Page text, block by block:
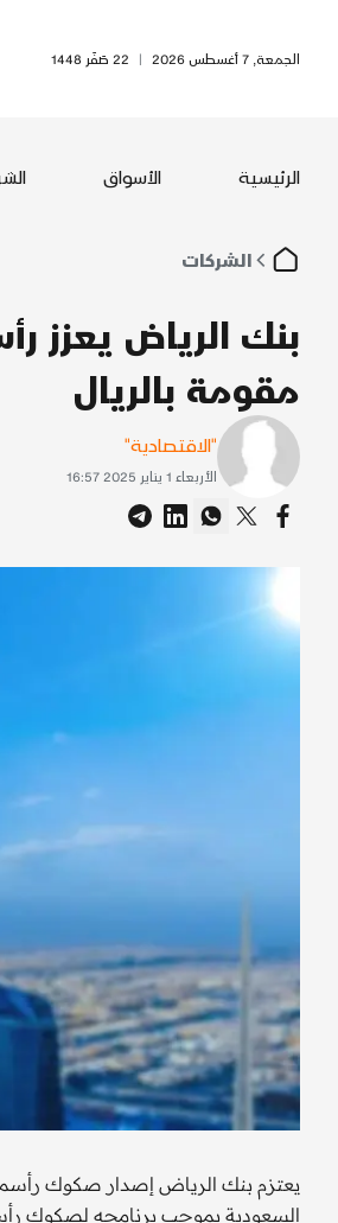
الجمعة, 7 أغسطس 2026 | 22 صَفَر 1448
الرئيسية الأسواق
الشركات
بنك الرياض يعزز
مقومة بالريال
"الاقتصادية"
الأربعاء 1 يناير 2025 16:57
يعتزم بنك الرياض إصدار صكوك